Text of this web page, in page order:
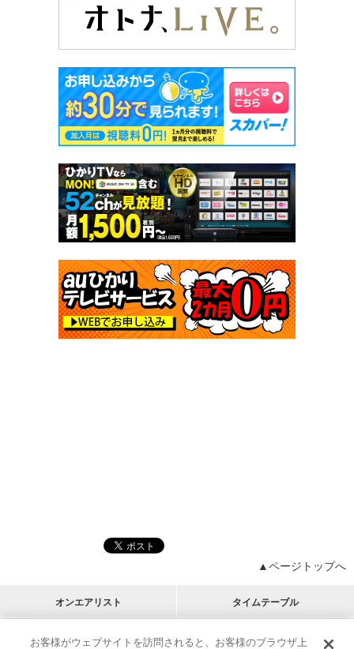
▲ページトップへ
オンエアリスト タイムテーブル
プログラムリスト チャート
お客様がウェブサイトを訪問されると、お客様のブラウザ上